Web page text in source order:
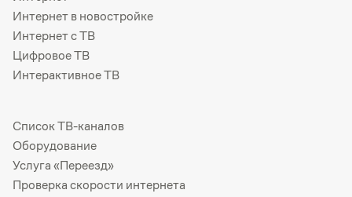
Интернет в новостройке
Интернет с ТВ
Цифровое ТВ
Интерактивное ТВ
Список ТВ-каналов
Оборудование
Услуга «Переезд»
Проверка скорости интернета